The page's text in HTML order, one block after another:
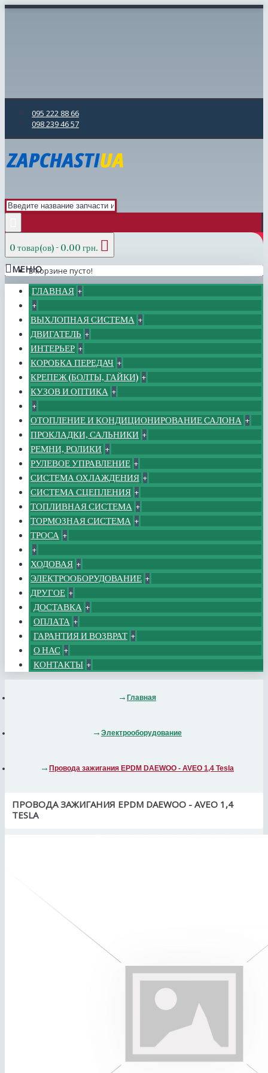
095 222 88 66
098 239 46 57
0 товар(ов) - 0.00 грн.
В корзине пусто!
МЕНЮ
ГЛАВНАЯ +
+
ВЫХЛОПНАЯ СИСТЕМА +
ДВИГАТЕЛЬ +
ИНТЕРЬЕР +
КОРОБКА ПЕРЕДАЧ +
КРЕПЕЖ (БОЛТЫ, ГАЙКИ) +
КУЗОВ И ОПТИКА +
+
ОТОПЛЕНИЕ И КОНДИЦИОНИРОВАНИЕ САЛОНА +
ПРОКЛАДКИ, САЛЬНИКИ +
РЕМНИ, РОЛИКИ +
РУЛЕВОЕ УПРАВЛЕНИЕ +
СИСТЕМА ОХЛАЖДЕНИЯ +
СИСТЕМА СЦЕПЛЕНИЯ +
ТОПЛИВНАЯ СИСТЕМА +
ТОРМОЗНАЯ СИСТЕМА +
ТРОСА +
+
ХОДОВАЯ +
ЭЛЕКТРООБОРУДОВАНИЕ +
ДРУГОЕ +
ДОСТАВКА +
ОПЛАТА +
ГАРАНТИЯ И ВОЗВРАТ +
О НАС +
КОНТАКТЫ +
Главная
Электрооборудование
Провода зажигания EPDM DAEWOO - AVEO 1,4 Tesla
ПРОВОДА ЗАЖИГАНИЯ EPDM DAEWOO - AVEO 1,4
TESLA